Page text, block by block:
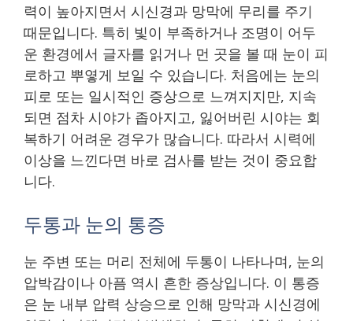
력이 높아지면서 시신경과 망막에 무리를 주기
때문입니다. 특히 빛이 부족하거나 조명이 어두
운 환경에서 글자를 읽거나 먼 곳을 볼 때 눈이 피
로하고 뿌옇게 보일 수 있습니다. 처음에는 눈의
피로 또는 일시적인 증상으로 느껴지지만, 지속
되면 점차 시야가 좁아지고, 잃어버린 시야는 회
복하기 어려운 경우가 많습니다. 따라서 시력에
이상을 느낀다면 바로 검사를 받는 것이 중요합
니다.
두통과 눈의 통증
눈 주변 또는 머리 전체에 두통이 나타나며, 눈의
압박감이나 아픔 역시 흔한 증상입니다. 이 통증
은 눈 내부 압력 상승으로 인해 망막과 시신경에